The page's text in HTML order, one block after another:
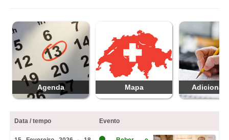
Agenda Mapa Adicionar
Data / tempo Evento